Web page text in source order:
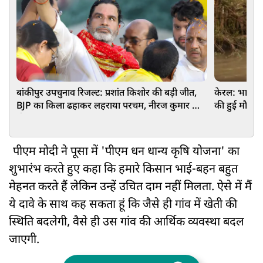
बांकीपुर उपचुनाव रिजल्ट: प्रशांत किशोर की बड़ी जीत,
BJP का किला ढहाकर लहराया परचम, नीरज कुमार को
केरल: भारी
की हुई मौत,
पीएम मोदी ने पूसा में 'पीएम धन धान्य कृषि योजना' का
शुभारंभ करते हुए कहा कि हमारे किसान भाई-बहन बहुत
मेहनत करते हैं लेकिन उन्हें उचित दाम नहीं मिलता. ऐसे में मैं
ये दावे के साथ कह सकता हूं कि जैसे ही गांव में खेती की
स्थिति बदलेगी, वैसे ही उस गांव की आर्थिक व्यवस्था बदल
जाएगी.